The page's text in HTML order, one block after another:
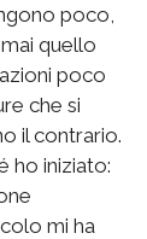
poco,
quello
poco
che si
il contrario.
ho iniziato:
mi ha